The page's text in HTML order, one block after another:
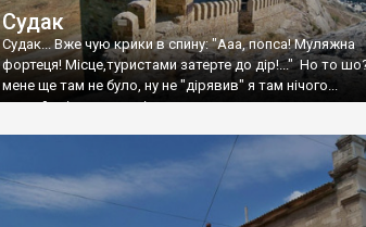
Судак
Судак... Вже чую крики в спину: "Ааа, попса! Муляжна
фортеця! Місце,туристами затерте до дір!..." Но то
мене ще там не було, ну не "дірявив" я там нічого...
принаймні до цього літа.